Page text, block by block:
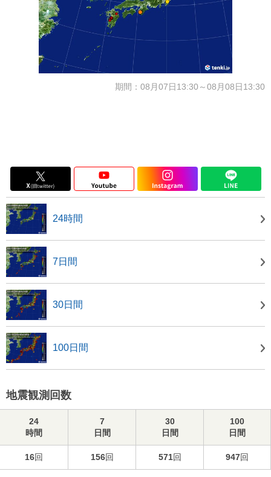
期間：08月07日13:30～08月08日13:30
24時間
7日間
30日間
100日間
地震観測回数
24
時間
7
日間
30
日間
100
日間
16回 156回 571回 947回